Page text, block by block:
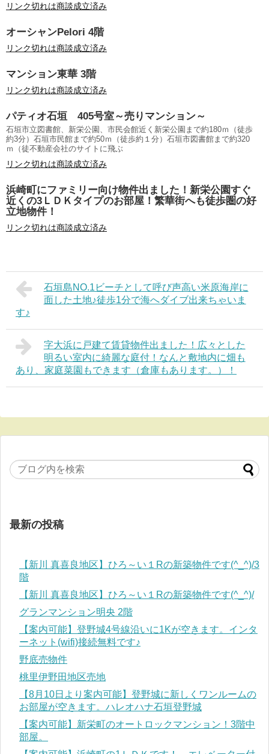
リンク切れは商談成立済み
オーシャンPelori 4階
リンク切れは商談成立済み
マンション東華 3階
リンク切れは商談成立済み
パティオ石垣 405号室～売りマンション～
石垣市立図書館、新栄公園、市民会館近く新栄公園まで約180ｍ（徒歩
約3分）石垣市民館まで約50ｍ（徒歩約１分）石垣市図書館まで約320
ｍ（徒不動産会社のサイトに飛ぶ
リンク切れは商談成立済み
浜崎町にファミリー向け物件出ました！新栄公園すぐ
近くの3ＬＤＫタイプのお部屋！繁華街へも徒歩圏の好
立地物件！
リンク切れは商談成立済み
石垣島NO.1ビーチとして呼び声高い米原海岸に
面した土地♪徒歩1分で海へダイブ出来ちゃいま
す♪
字大浜に戸建て賃貸物件出ました！広々とした
明るい室内に綺麗な庭付！なんと敷地内に畑も
あり、家庭菜園もできます（倉庫もあります。）！
最新の投稿
【新川 真喜良地区】ひろ～い１Rの新築物件です(^_^)/3
階
【新川 真喜良地区】ひろ～い１Rの新築物件です(^_^)/
グランマンション明央 2階
【案内可能】登野城4号線沿いに1Kが空きます。インタ
ーネット(wifi)接続無料です♪
野底売物件
桃里伊野田地区売地
【8月10日より案内可能】登野城に新しくワンルームの
お部屋が空きます。ハレオハナ石垣登野城
【案内可能】新栄町のオートロックマンション！3階中
部屋。